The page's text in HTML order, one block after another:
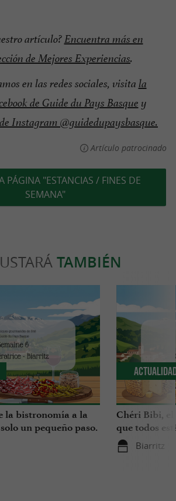
artículo?Encuentra más en
de Mejores Experiencias.
en las redes sociales, visita la
de Guide du Pays Basque y
Instagram @guidedupaysbasque.
Artículo patrocinado
PÁGINA "ESTANCIAS / FINES DE
SEMANA"
TAMBIÉN
la bistronomía a la
un pequeño paso.
Chéri Bibi,
que todos
Biarritz